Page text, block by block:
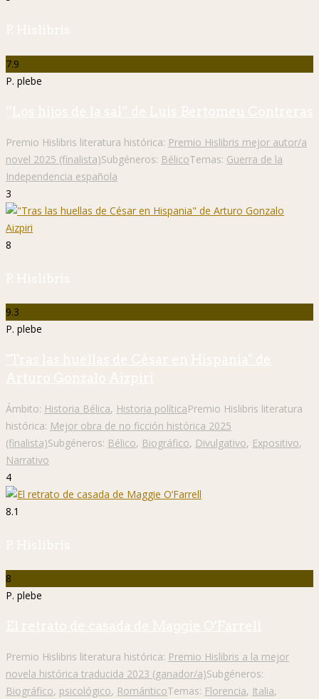
P. Hislibris
7.9
P. plebe
“Los hijos de la sal” de Luis Bertomeu Contreras
Premio Hislibris literatura histórica: Premio Hislibris mejor autor/a
novel 2025 (finalista)Subgéneros: BélicoTemas: Guerra de la
Independencia española
3
8
P. Hislibris
9.3
P. plebe
"Tras las huellas de César en Hispania" de
Arturo Gonzalo Aizpiri
Ámbito: Historia Bélica, Historia políticaPremio Hislibris literatura
histórica: Mejor obra de no ficción histórica 2025
(finalista)Subgéneros: Bélico, Biográfico, Divulgativo, Expositivo,
Narrativo
4
8.1
P. Hislibris
8
P. plebe
El retrato de casada de Maggie O’Farrell
Premio Hislibris literatura histórica: Premio Hislibris a la mejor
novela histórica traducida 2023 (ganador/a)Subgéneros:
Biográfico, psicológico, RománticoTemas: Florencia, Italia,